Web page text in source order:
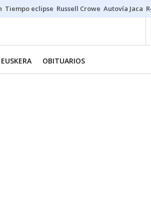
Tiempo eclipse Russell Crowe Autovía Jaca
EUSKERA OBITUARIOS